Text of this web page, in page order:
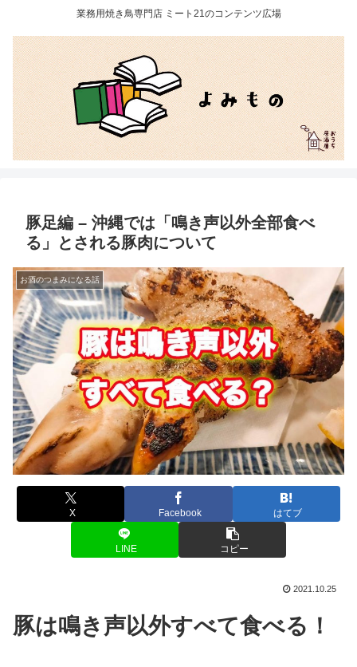
業務用焼き鳥専門店 ミート21のコンテンツ広場
豚足編 – 沖縄では「鳴き声以外全部食べ
る」とされる豚肉について
お酒のつまみになる話
X Facebook はてブ
LINE コピー
2021.10.25
豚は鳴き声以外すべて食べる！